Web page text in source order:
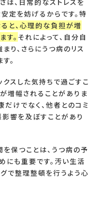
定を妨げるからです。特
と、心理的な負担が増
す。 それによって、自分自
り、さらにうつ病のリス
。
クスした気持ちで過ごすこ
増幅されることがありま
だけでなく、他者とのコミ
響を及ぼすことがあり
保つことは、うつ病の予
にも重要です。汚い生活
で整理整頓を行うよう心